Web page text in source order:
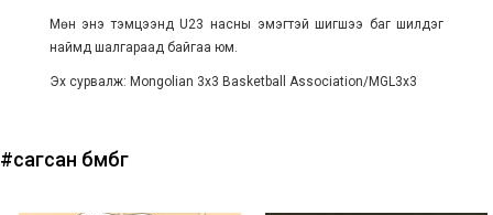
Мөн энэ тэмцээнд U23 насны эмэгтэй шигшээ баг шилдэг
наймд шалгараад байгаа юм.
Эх сурвалж: Mongolian 3x3 Basketball Association/MGL3x3
#сагсан бөмбөг